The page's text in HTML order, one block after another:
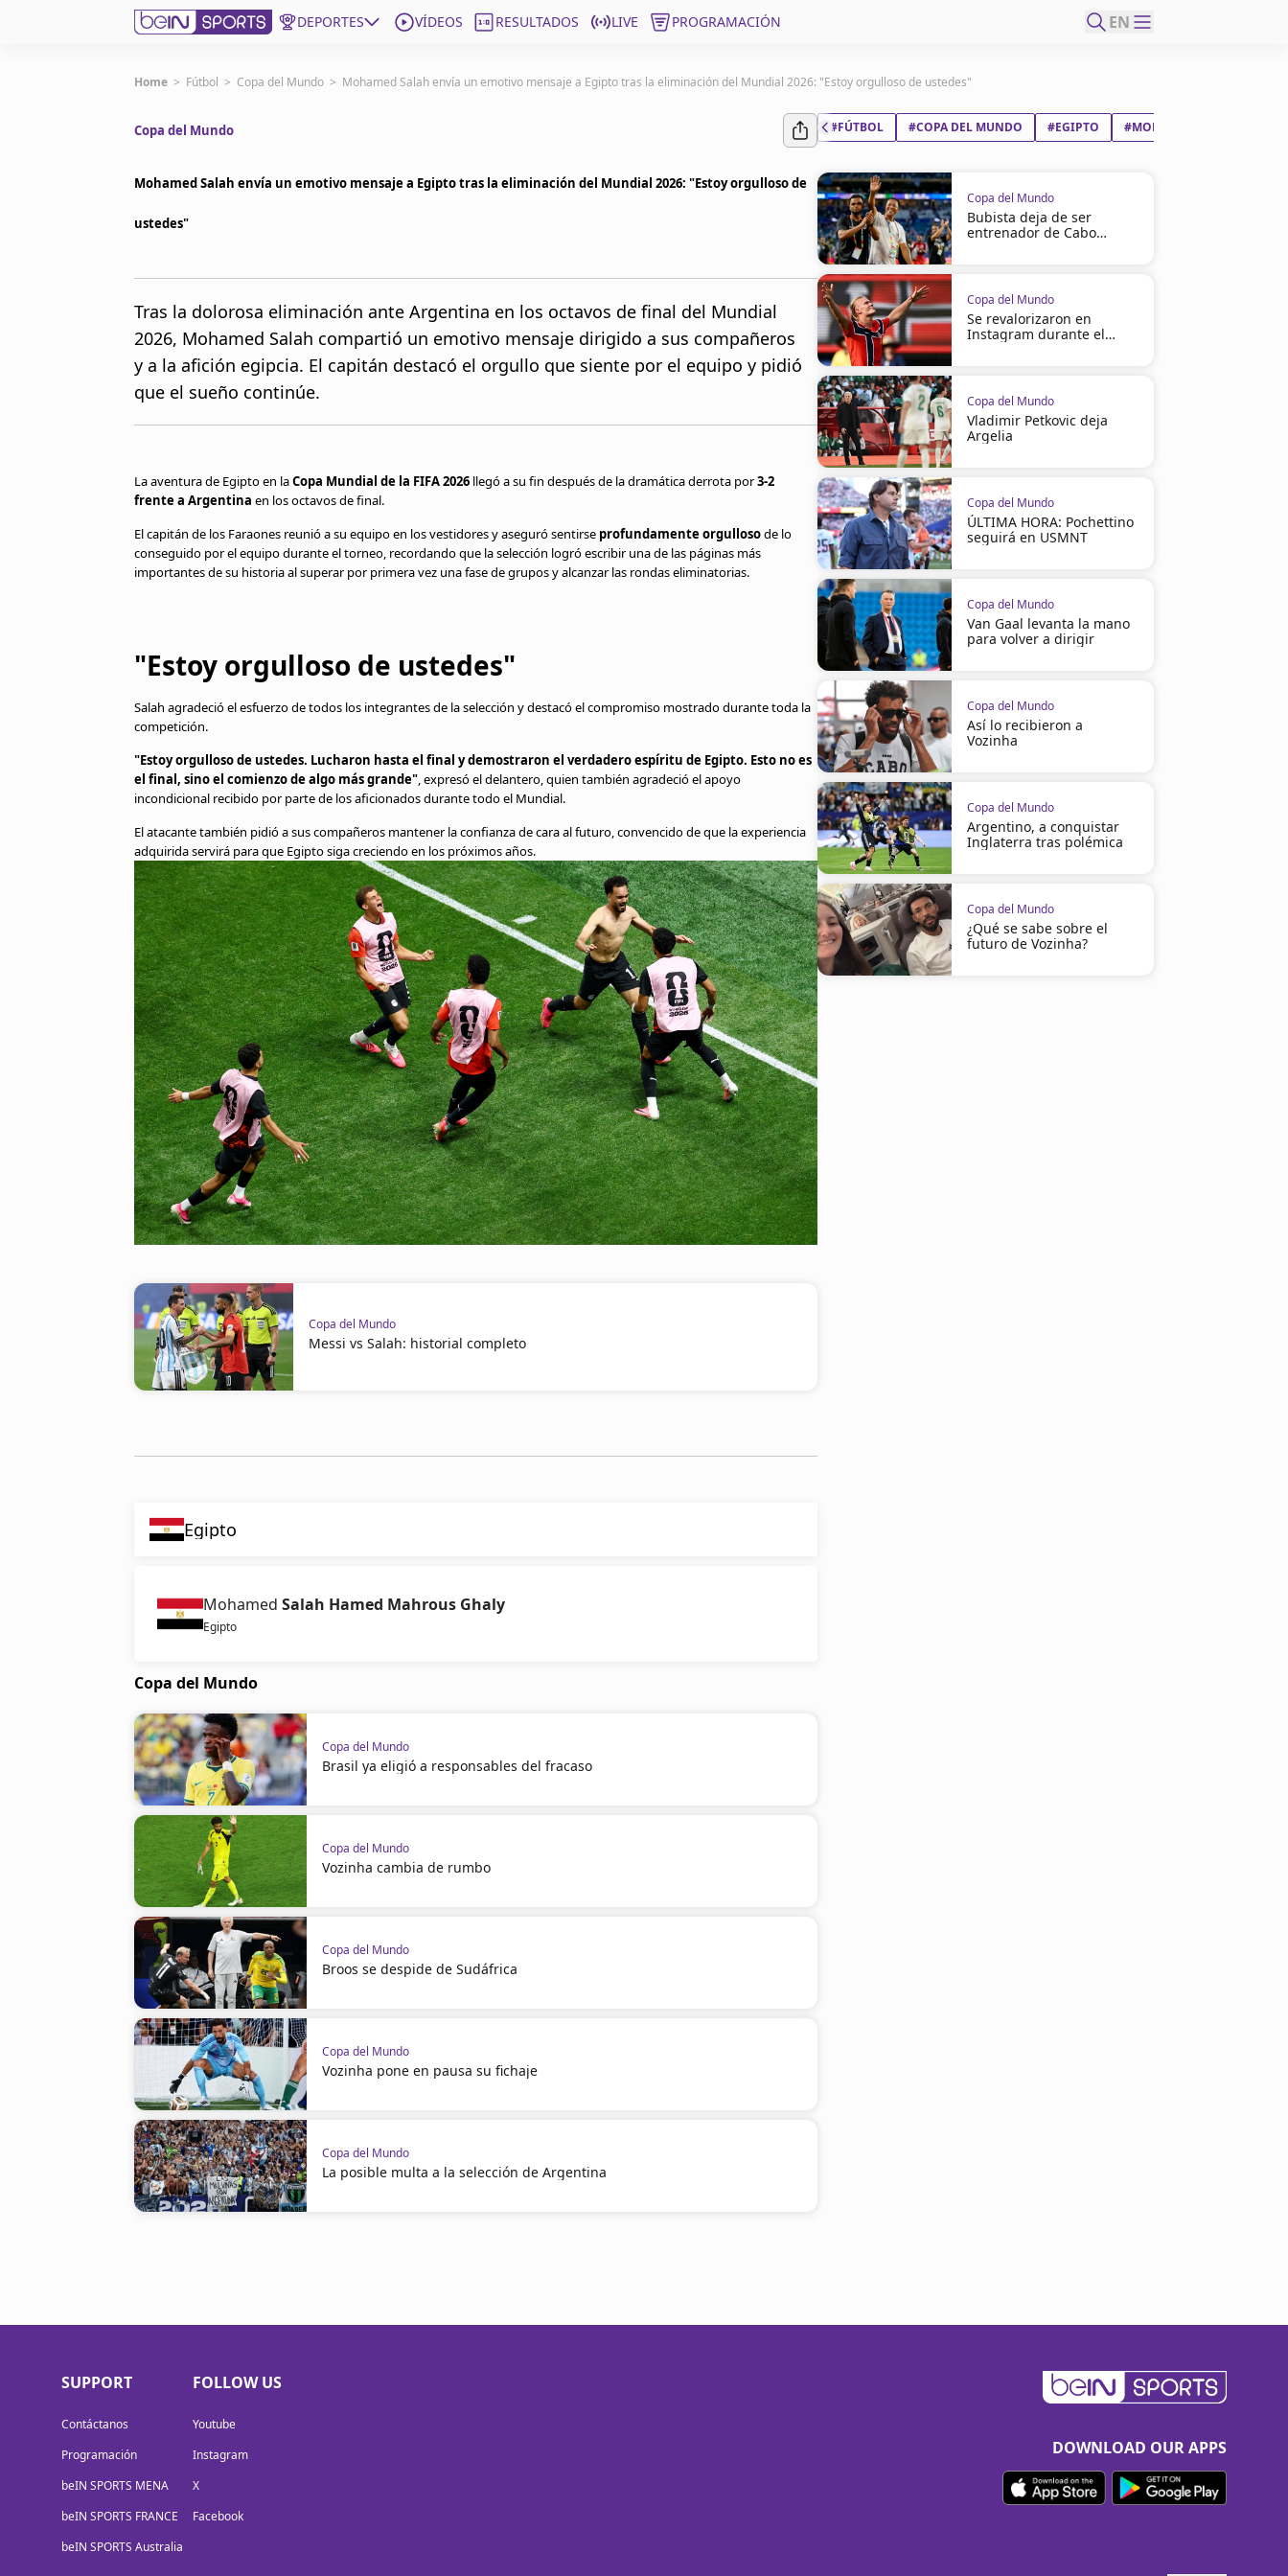
DEPORTES VÍDEOS RESULTADOS LIVE PROGRAMACIÓN EN
Get Bein
United States
Programación
Contáctanos
Home > Fútbol > Copa del Mundo > Mohamed Salah envía un emotivo mensaje a Egipto tras la eliminación del Mundial 2026: "Estoy orgulloso de ustedes"
Copa del Mundo
Mohamed Salah envía un emotivo mensaje a Egipto tras la eliminación del Mundial 2026: "Estoy orgulloso de
ustedes"
Tras la dolorosa eliminación ante Argentina en los octavos de final del Mundial
2026, Mohamed Salah compartió un emotivo mensaje dirigido a sus compañeros
y a la afición egipcia. El capitán destacó el orgullo que siente por el equipo y pidió
que el sueño continúe.
La aventura de Egipto en laCopa Mundial de la FIFA 2026 llegó a su fin después de la dramática derrota por3-2
frente a Argentina en los octavos de final.
El capitán de los Faraones reunió a su equipo en los vestidores y aseguró sentirse profundamente orgullosode lo
conseguido por el equipo durante el torneo, recordando que la selección logró escribir una de las páginas más
importantes de su historia al superar por primera vez una fase de grupos y alcanzar las rondas eliminatorias.
"Estoy orgulloso de ustedes"
Salah agradeció el esfuerzo de todos los integrantes de la selección y destacó el compromiso mostrado durante toda la
competición.
"Estoy orgulloso de ustedes. Lucharon hasta el final y demostraron el verdadero espíritu de Egipto. Esto no es
el final, sino el comienzo de algo más grande", expresó el delantero, quien también agradeció el apoyo
incondicional recibido por parte de los aficionados durante todo el Mundial.
El atacante también pidió a sus compañeros mantener la confianza de cara al futuro, convencido de que la experiencia
adquirida servirá para que Egipto siga creciendo en los próximos años.
Copa del Mundo
Messi vs Salah: historial completo
Egipto
Mohamed Salah Hamed Mahrous Ghaly
Egipto
Copa del Mundo
Copa del Mundo
Brasil ya eligió a responsables del fracaso
Copa del Mundo
Vozinha cambia de rumbo
Copa del Mundo
Broos se despide de Sudáfrica
Copa del Mundo
Vozinha pone en pausa su fichaje
Copa del Mundo
La posible multa a la selección de Argentina
#FÚTBOL #COPA DEL MUNDO #EGIPTO #MOHAMED SALAH HAMED
Copa del Mundo
Bubista deja de ser
entrenador de Cabo
Copa del Mundo
Se revalorizaron en
Instagram durante el
Copa del Mundo
Vladimir Petkovic deja
Argelia
Copa del Mundo
ÚLTIMA HORA: Pochettino
seguirá en USMNT
Copa del Mundo
Van Gaal levanta la mano
para volver a dirigir
Copa del Mundo
Así lo recibieron a
Vozinha
Copa del Mundo
Argentino, a conquistar
Inglaterra tras polémica
Copa del Mundo
¿Qué se sabe sobre el
futuro de Vozinha?
SUPPORT
Contáctanos
Programación
beIN SPORTS MENA
beIN SPORTS FRANCE
beIN SPORTS Australia
FOLLOW US
Youtube
Instagram
X
Facebook
DOWNLOAD OUR APPS